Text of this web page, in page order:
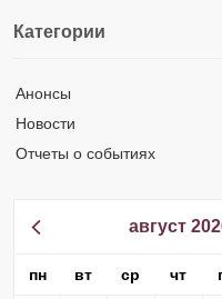
Категории
Анонсы
Новости
Отчеты о событиях
август
пн вт ср чт